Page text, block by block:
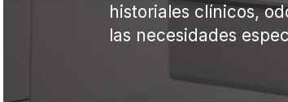
historiales clínicos,
las necesidades